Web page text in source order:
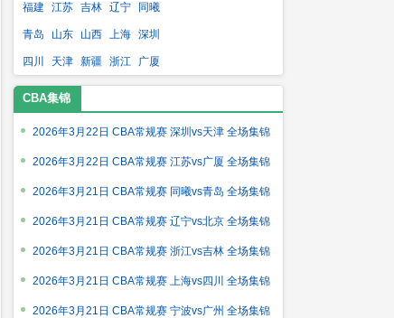
福建 江苏 吉林 辽宁 同曦
青岛 山东 山西 上海 深圳
四川 天津 新疆 浙江 广厦
CBA集锦
2026年3月22日 CBA常规赛 深圳vs天津 全场集锦
2026年3月22日 CBA常规赛 江苏vs广厦 全场集锦
2026年3月21日 CBA常规赛 同曦vs青岛 全场集锦
2026年3月21日 CBA常规赛 辽宁vs北京 全场集锦
2026年3月21日 CBA常规赛 浙江vs吉林 全场集锦
2026年3月21日 CBA常规赛 上海vs四川 全场集锦
2026年3月21日 CBA常规赛 宁波vs广州 全场集锦